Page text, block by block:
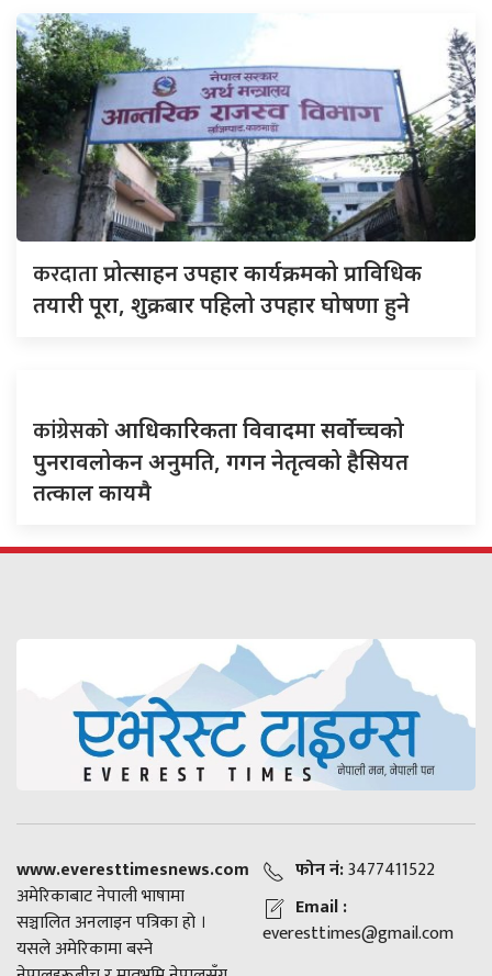
करदाताप्रोत्साहन उपहार कार्यक्रमको प्राविधिक
तयारी पूरा, शुक्रबार पहिलो उपहार घोषणा हुने
कांग्रेसकोआधिकारिकता विवादमा सर्वोच्चको
पुनरावलोकन अनुमति, गगन नेतृत्वको हैसियत
तत्काल कायमै
www.everesttimesnews.com
अमेरिकाबाट नेपाली भाषामा
सञ्चालित अनलाइन पत्रिका हो ।
यसले अमेरिकामा बस्ने
फोन नं:3477411522
Email :
everesttimes@gmail.com